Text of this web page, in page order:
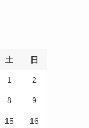
土 日
1 2
8 9
15 16